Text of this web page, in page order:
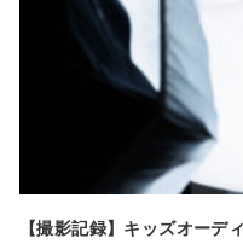
【撮影記録】キッズオーデ